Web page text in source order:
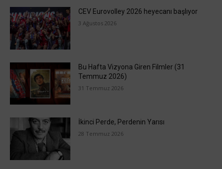
CEV Eurovolley 2026 heyecanı başlıyor
3 Ağustos 2026
Bu Hafta Vizyona Giren Filmler (31
Temmuz 2026)
31 Temmuz 2026
İkinci Perde, Perdenin Yarısı
28 Temmuz 2026